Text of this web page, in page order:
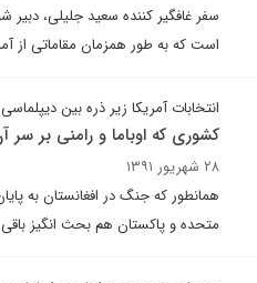
سفر غافگیر کننده سعید جلیلی،
است که به طور همزمان مقاماتی از
انتخابات آمریکا زیر ذره بین دیپلماسی
کشوری که اوباما و رامنی بر سر
۲۸ شهریور ۱۳۹۱
همانطور که جنگ در افغانستان به
متحده و پاکستان هم بحث انگیز